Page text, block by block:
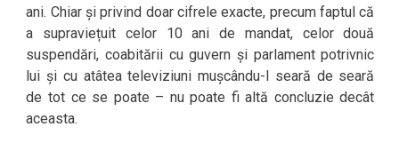
ani. Chiar și privind doar cifrele exacte, precum faptul că
a supraviețuit celor 10 ani de mandat, celor două
suspendări, coabitării cu guvern și parlament potrivnic
lui și cu atâtea televiziuni mușcându-l seară de seară
de tot ce se poate – nu poate fi altă concluzie decât
aceasta.